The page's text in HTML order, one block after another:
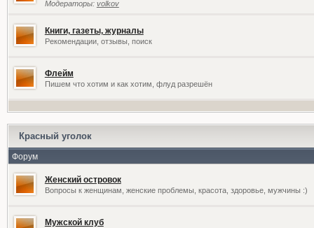
Модераторы: volkov
Книги, газеты, журналы
Рекомендации, отзывы, поиск
Флейм
Пишем что хотим и как хотим, флуд разрешён
Красный уголок
Форум
Женский островок
Вопросы к женщинам, женские проблемы, красота, здоровье, мужчины :)
Мужской клуб